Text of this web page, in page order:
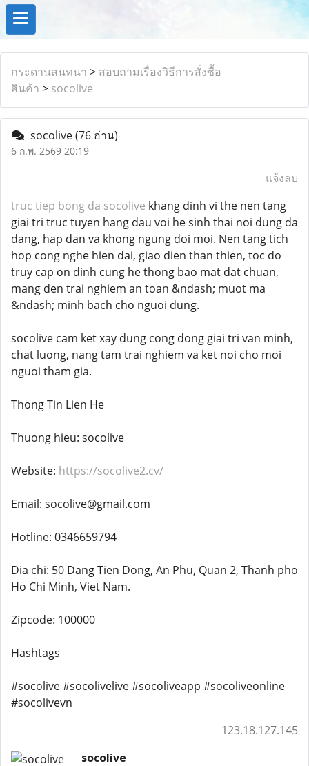
กระดานสนทนา > สอบถามเรื่องวิธีการสั่งซื้อ
สินค้า > socolive
socolive(76 อ่าน)
6 ก.พ. 2569 20:19
แจ้งลบ
truc tiep bong da socolive khang dinh vi the nen tang
giai tri truc tuyen hang dau voi he sinh thai noi dung da
dang, hap dan va khong ngung doi moi. Nen tang tich
hop cong nghe hien dai, giao dien than thien, toc do
truy cap on dinh cung he thong bao mat dat chuan,
mang den trai nghiem an toan &ndash; muot ma
&ndash; minh bach cho nguoi dung.
socolive cam ket xay dung cong dong giai tri van minh,
chat luong, nang tam trai nghiem va ket noi cho moi
nguoi tham gia.
Thong Tin Lien He
Thuong hieu: socolive
Website: https://socolive2.cv/
Email: socolive@gmail.com
Hotline: 0346659794
Dia chi: 50 Dang Tien Dong, An Phu, Quan 2, Thanh pho
Ho Chi Minh, Viet Nam.
Zipcode: 100000
Hashtags
#socolive #socolivelive #socoliveapp #socoliveonline
#socolivevn
123.18.127.145
socolive